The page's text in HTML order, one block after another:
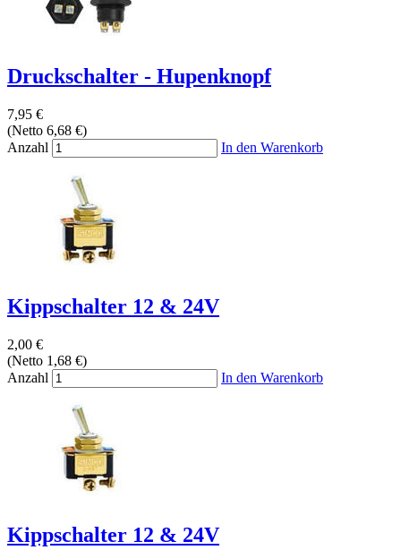
Druckschalter - Hupenknopf
7,95 €
(Netto 6,68 €)
Anzahl
In den Warenkorb
Kippschalter 12 & 24V
2,00 €
(Netto 1,68 €)
Anzahl
In den Warenkorb
Kippschalter 12 & 24V